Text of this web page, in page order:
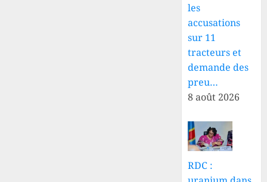
les
accusations
sur 11
tracteurs et
demande des
preu…
8 août 2026
RDC :